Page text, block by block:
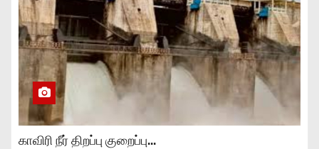
காவிரி நீர் திறப்பு குறைப்பு…